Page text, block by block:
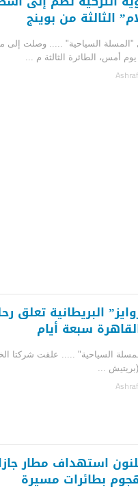
من بوينج
..... وصلت إلى مطار
الثالثة م ...
تعلق رحلاتها
أيام
..... علقت شركتا الخطوط
مطار جازان
مسيرة